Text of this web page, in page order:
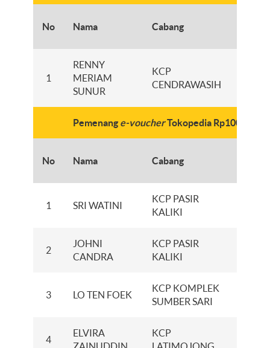
No Nama Cabang
1
RENNY
MERIAM
SUNUR
KCP
CENDRAWASIH
Pemenang e-voucherTokopedia Rp100 ribu
No Nama Cabang
1 SRI WATINI
KCP PASIR
KALIKI
2
JOHNI
CANDRA
KCP PASIR
KALIKI
3 LO TEN FOEK
KCP KOMPLEK
SUMBER SARI
4
ELVIRA
KCP